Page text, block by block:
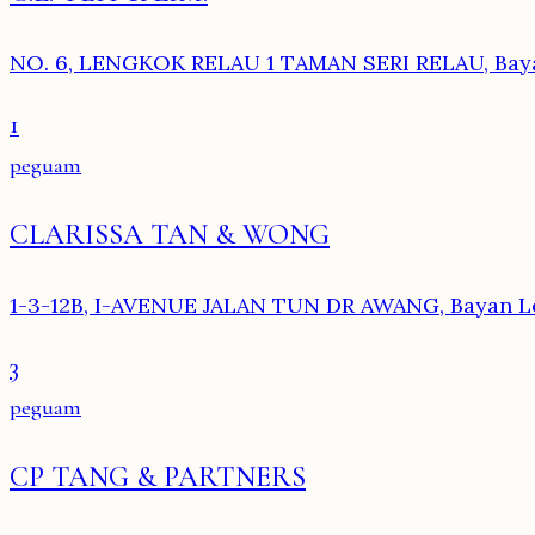
NO. 6, LENGKOK RELAU 1 TAMAN SERI RELAU,
1
peguam
CLARISSA TAN & WONG
1-3-12B, I-AVENUE JALAN TUN DR AWANG, Bayan
3
peguam
CP TANG & PARTNERS